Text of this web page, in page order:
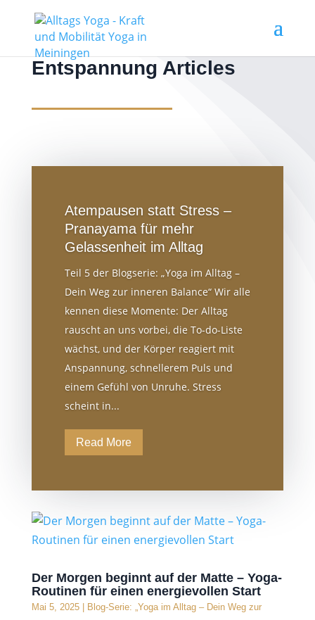
Entspannung Articles
Atempausen statt Stress –
Pranayama für mehr
Gelassenheit im Alltag
Teil 5 der Blogserie: „Yoga im Alltag –
Dein Weg zur inneren Balance“ Wir alle
kennen diese Momente: Der Alltag
rauscht an uns vorbei, die To-do-Liste
wächst, und der Körper reagiert mit
Anspannung, schnellerem Puls und
einem Gefühl von Unruhe. Stress
scheint in...
Read More
Der Morgen beginnt auf der Matte – Yoga-
Routinen für einen energievollen Start
Mai 5, 2025|
Blog-Serie: „Yoga im Alltag – Dein Weg zur